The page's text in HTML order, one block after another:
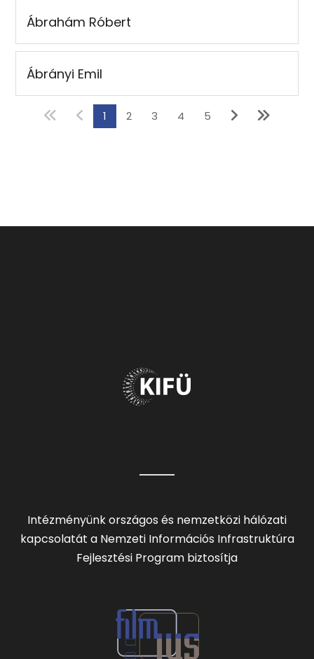
Ábrahám Róbert
Ábrányi Emil
1 2 3 4 5
Intézményünk országos és nemzetközi hálózati
kapcsolatát a Nemzeti Információs Infrastruktúra
Fejlesztési Program biztosítja